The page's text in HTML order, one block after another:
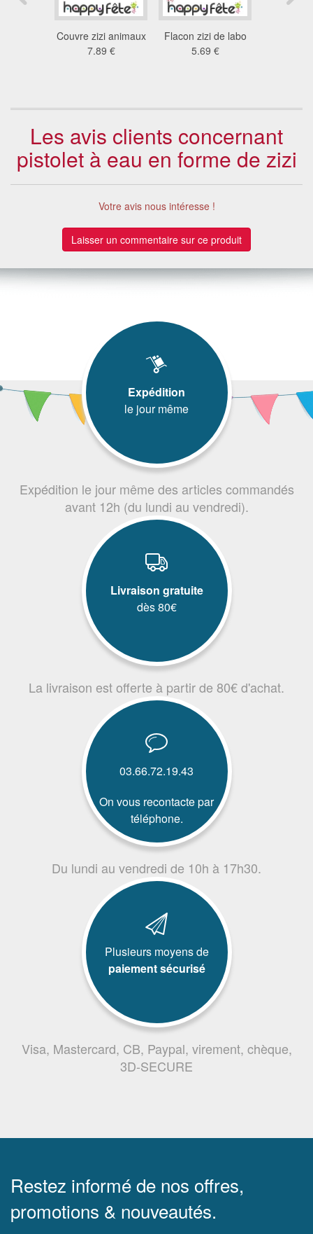
Couvre zizi animaux
7.89 €
Flacon zizi de labo
5.69 €
Les avis clients concernant
pistolet à eau en forme de zizi
Votre avis nous intéresse !
Laisser un commentaire sur ce produit
Expédition
le jour même
Expédition le jour même des articles commandés
avant 12h (du lundi au vendredi).
Livraison gratuite
dès 80€
La livraison est offerte à partir de 80€ d'achat.
03.66.72.19.43
On vous recontacte par
téléphone.
Du lundi au vendredi de 10h à 17h30.
Plusieurs moyens de
paiement sécurisé
Visa, Mastercard, CB, Paypal, virement, chèque,
3D-SECURE
Restez informé de nos offres,
promotions & nouveautés.